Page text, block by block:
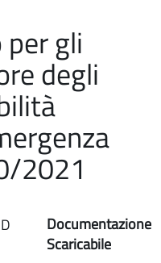
gli
degli
2021
Documentazione
Scaricabile